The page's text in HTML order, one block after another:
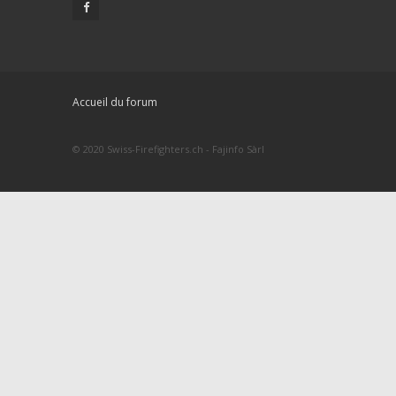
Accueil du forum
© 2020 Swiss-Firefighters.ch - Fajinfo Sàrl